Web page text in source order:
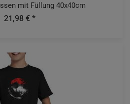
mit Füllung 40x40cm
21,98 € *